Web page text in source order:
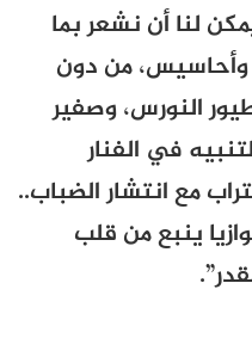
لنا أن نشعر بما
وأحاسيس، من دون
النورس، وصفير
في الفنار
مع انتشار الضباب..
ينبع من قلب